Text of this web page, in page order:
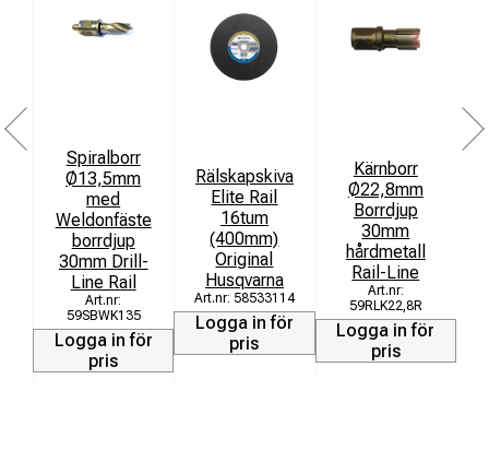
Spiralborr
Ø13,5mm
med
Weldonfäste
borrdjup
30mm Drill-
Line Rail
59SBWK135
Logga in för
pris
Rälskapskiva
Elite Rail
16tum
(400mm)
Original
Husqvarna
58533114
Logga in för
pris
Kärnborr
Ø22,8mm
Borrdjup
30mm
hårdmetall
Rail-Line
59RLK22,8R
Logga in för
pris